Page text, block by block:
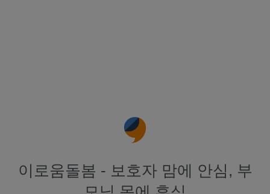
이로움돌봄 - 보호자 맘에 안심, 부